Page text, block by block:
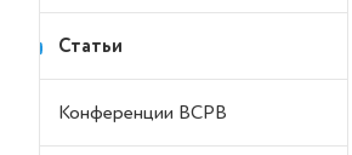
Статьи
Конференции ВСРВ